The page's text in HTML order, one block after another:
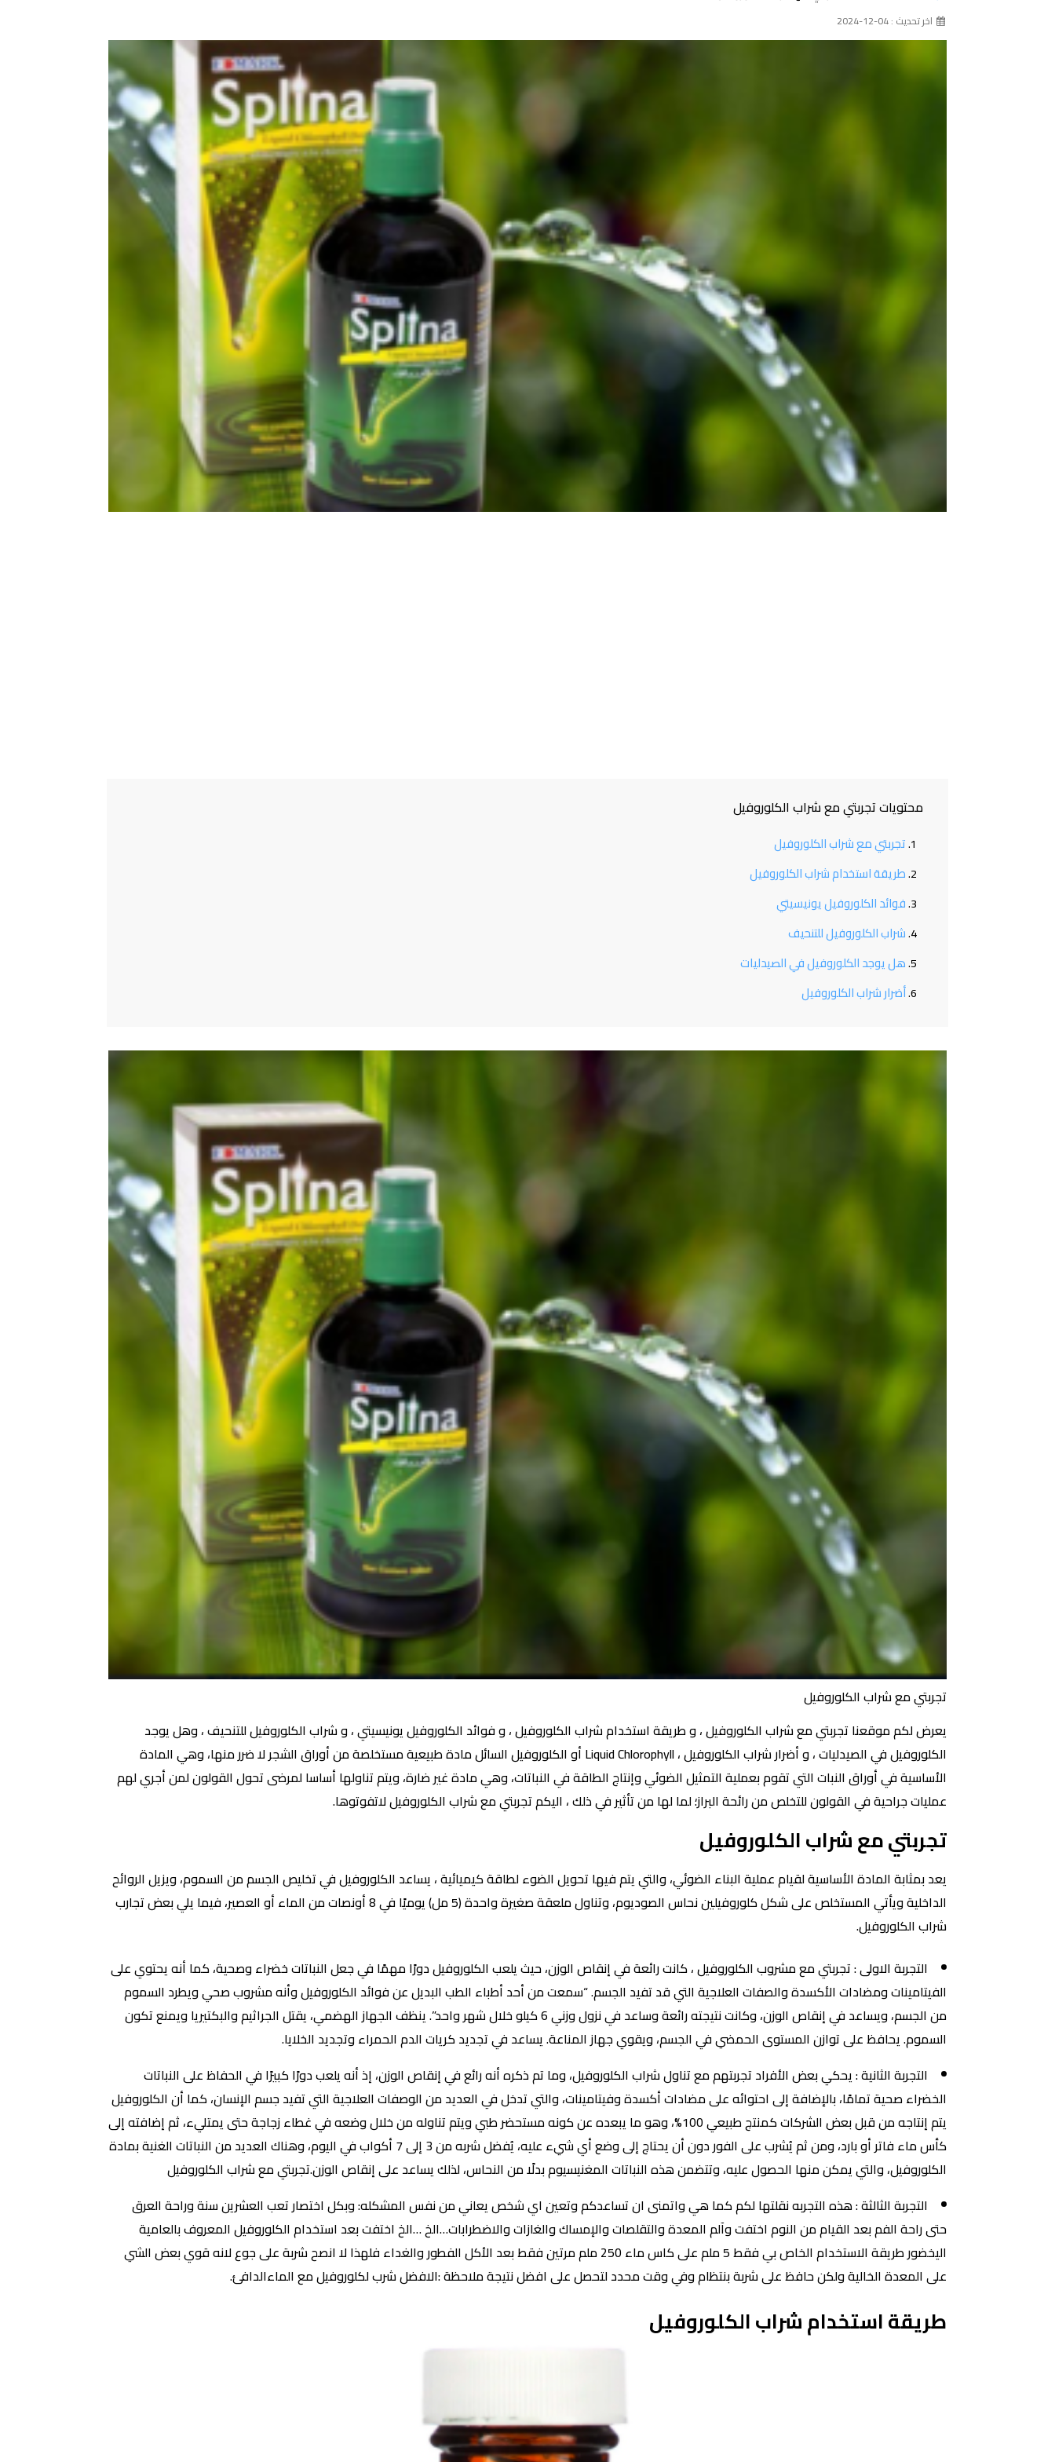
اخر تحديث : 04-12-2024
محتويات تجربتي مع شراب الكلوروفيل
تجربتي مع شراب الكلوروفيل
طريقة استخدام شراب الكلوروفيل
فوائد الكلوروفيل يونيسيتي
شراب الكلوروفيل للتنحيف
هل يوجد الكلوروفيل في الصيدليات
أضرار شراب الكلوروفيل
تجربتي مع شراب الكلوروفيل
يعرض لكم موقعنا تجربتي مع شراب الكلوروفيل ، و طريقة استخدام شراب الكلوروفيل ، و فوائد الكلوروفيل يونيسيتي ، و شراب الكلوروفيل للتنحيف ، وهل يوجد
الكلوروفيل في الصيدليات ، و أضرار شراب الكلوروفيل ، Liquid Chlorophyll أو الكلوروفيل السائل مادة طبيعية مستخلصة من أوراق الشجر لا ضرر منها، وهي المادة
الأساسية في أوراق النبات التي تقوم بعملية التمثيل الضوئي وإنتاج الطاقة في النباتات، وهي مادة غير ضارة، ويتم تناولها أساسا لمرضى تحول القولون لمن أجري لهم
عمليات جراحية في القولون للتخلص من رائحة البراز؛ لما لها من تأثير في ذلك ، اليكم تجربتي مع شراب الكلوروفيل لاتفوتوها.
تجربتي مع شراب الكلوروفيل
يعد بمثابة المادة الأساسية لقيام عملية البناء الضوئي، والتي يتم فيها تحويل الضوء لطاقة كيميائية ، يساعد الكلوروفيل في تخليص الجسم من السموم، ويزيل الروائح
الداخلية ويأتي المستخلص على شكل كلوروفيلين نحاس الصوديوم، وتناول ملعقة صغيرة واحدة (5 مل) يوميًا في 8 أونصات من الماء أو العصير، فيما يلي بعض تجارب
شراب الكلوروفيل.
التجربة الاولى : تجربتي مع مشروب الكلوروفيل ، كانت رائعة في إنقاص الوزن، حيث يلعب الكلوروفيل دورًا مهمًا في جعل النباتات خضراء وصحية، كما أنه يحتوي على
الفيتامينات ومضادات الأكسدة والصفات العلاجية التي قد تفيد الجسم. “سمعت من أحد أطباء الطب البديل عن فوائد الكلوروفيل وأنه مشروب صحي ويطرد السموم
من الجسم، ويساعد في إنقاص الوزن، وكانت نتيجته رائعة وساعد في نزول وزني 6 كيلو خلال شهر واحد”. ينظف الجهاز الهضمي، يقتل الجراثيم والبكتيريا ويمنع تكون
السموم. يحافظ على توازن المستوى الحمضي في الجسم، ويقوي جهاز المناعة. يساعد في تجديد كريات الدم الحمراء وتجديد الخلايا.
التجربة الثانية : يحكي بعض الأفراد تجربتهم مع تناول شراب الكلوروفيل، وما تم ذكره أنه رائع في إنقاص الوزن، إذ أنه يلعب دورًا كبيرًا في الحفاظ على النباتات
الخضراء صحية تمامًا، بالإضافة إلى احتوائه على مضادات أكسدة وفيتامينات، والتي تدخل في العديد من الوصفات العلاجية التي تفيد جسم الإنسان، كما أن الكلوروفيل
يتم إنتاجه من قبل بعض الشركات كمنتج طبيعي 100%، وهو ما يبعده عن كونه مستحضر طبي ويتم تناوله من خلال وضعه في غطاء زجاجة حتى يمتليء، ثم إضافته إلى
كأس ماء فاتر أو بارد، ومن ثم يُشرب على الفور دون أن يحتاج إلى وضع أي شيء عليه، يُفضل شربه من 3 إلى 7 أكواب في اليوم، وهناك العديد من النباتات الغنية بمادة
الكلوروفيل، والتي يمكن منها الحصول عليه، وتتضمن هذه النباتات المغنيسيوم بدلًا من النحاس، لذلك يساعد على إنقاص الوزن.تجربتي مع شراب الكلوروفيل
التجربة الثالثة : هذه التجربه نقلتها لكم كما هي واتمنى ان تساعدكم وتعين اي شخص يعاني من نفس المشكله: وبكل اختصار تعب العشرين سنة وراحة العرق
حتى راحة الفم بعد القيام من النوم اختفت وآلم المعدة والتقلصات والإمساك والغازات والاضطرابات…الخ …الخ اختفت بعد استخدام الكلوروفيل المعروف بالعامية
اليخضور طريقة الاستخدام الخاص بي فقط 5 ملم على كاس ماء 250 ملم مرتين فقط بعد الأكل الفطور والغداء فلهذا لا انصح شربة على جوع لانه قوي بعض الشي
على المعدة الخالية ولكن حافظ على شربة بنتظام وفي وقت محدد لتحصل على افضل نتيجة ملاحظة :الافضل شرب لكلوروفيل مع الماءالدافئ.
طريقة استخدام شراب الكلوروفيل